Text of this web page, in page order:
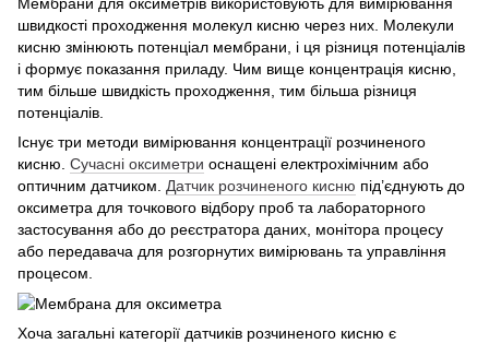
швидкості проходження молекул кисню через них. Молекули
кисню змінюють потенціал мембрани, і ця різниця потенціалів
і формує показання приладу. Чим вище концентрація кисню,
тим більше швидкість проходження, тим більша різниця
потенціалів.
Існує три методи вимірювання концентрації розчиненого
кисню. Сучасні оксиметри оснащені електрохімічним або
оптичним датчиком. Датчик розчиненого кисню під’єднують до
оксиметра для точкового відбору проб та лабораторного
застосування або до реєстратора даних, монітора процесу
або передавача для розгорнутих вимірювань та управління
процесом.
Хоча загальні категорії датчиків розчиненого кисню є